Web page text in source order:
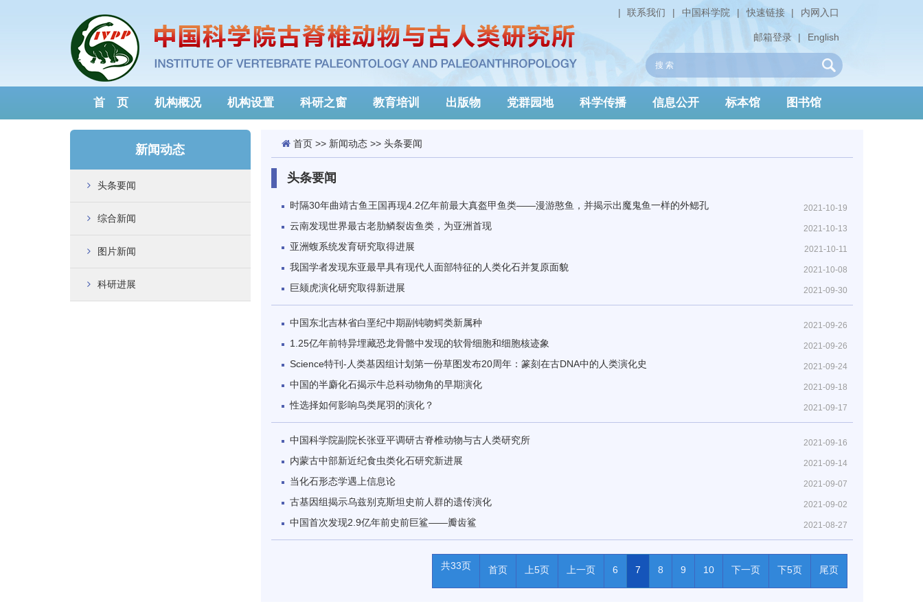
内网入口
|
快速链接
|
中国科学院
|
联系我们
|
English
|
邮箱登录
首 页 机构概况 机构设置 科研之窗 教育培训 出版物 党群园地 科学传播 信息公开 标本馆 图书馆
新闻动态
头条要闻
综合新闻
图片新闻
科研进展
首页>> 新闻动态>> 头条要闻
头条要闻
2021-10-19
时隔30年曲靖古鱼王国再现4.2亿年前最大真盔甲鱼类——漫游憨鱼，并揭示出魔鬼鱼一样的外鳃孔
2021-10-13
云南发现世界最古老肋鳞裂齿鱼类，为亚洲首现
2021-10-11
亚洲蝮系统发育研究取得进展
2021-10-08
我国学者发现东亚最早具有现代人面部特征的人类化石并复原面貌
2021-09-30
巨颏虎演化研究取得新进展
2021-09-26
中国东北吉林省白垩纪中期副钝吻鳄类新属种
2021-09-26
1.25亿年前特异埋藏恐龙骨骼中发现的软骨细胞和细胞核迹象
2021-09-24
Science特刊-人类基因组计划第一份草图发布20周年：篆刻在古DNA中的人类演化史
2021-09-18
中国的半麝化石揭示牛总科动物角的早期演化
2021-09-17
性选择如何影响鸟类尾羽的演化？
2021-09-16
中国科学院副院长张亚平调研古脊椎动物与古人类研究所
2021-09-14
内蒙古中部新近纪食虫类化石研究新进展
2021-09-07
当化石形态学遇上信息论
2021-09-02
古基因组揭示乌兹别克斯坦史前人群的遗传演化
2021-08-27
中国首次发现2.9亿年前史前巨鲨——瓣齿鲨
共33页 首页 上5页 上一页 6 7 8 9 10 下一页 下5页 尾页